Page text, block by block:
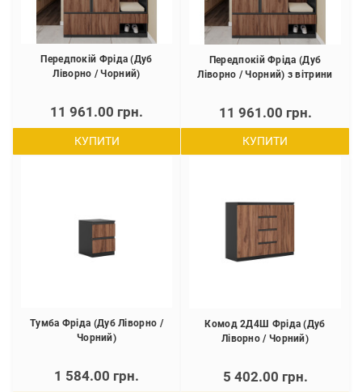
Передпокій Фріда (Дуб
Ліворно / Чорний)
11 961.00 грн.
КУПИТИ
Передпокій Фріда (Дуб
Ліворно / Чорний) з вітрини
11 961.00 грн.
КУПИТИ
Тумба Фріда (Дуб Ліворно /
Чорний)
1 584.00 грн.
Комод 2Д4Ш Фріда (Дуб
Ліворно / Чорний)
5 402.00 грн.